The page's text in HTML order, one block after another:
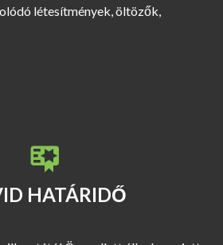
létesítmények, öltözők,
HATÁRIDŐ